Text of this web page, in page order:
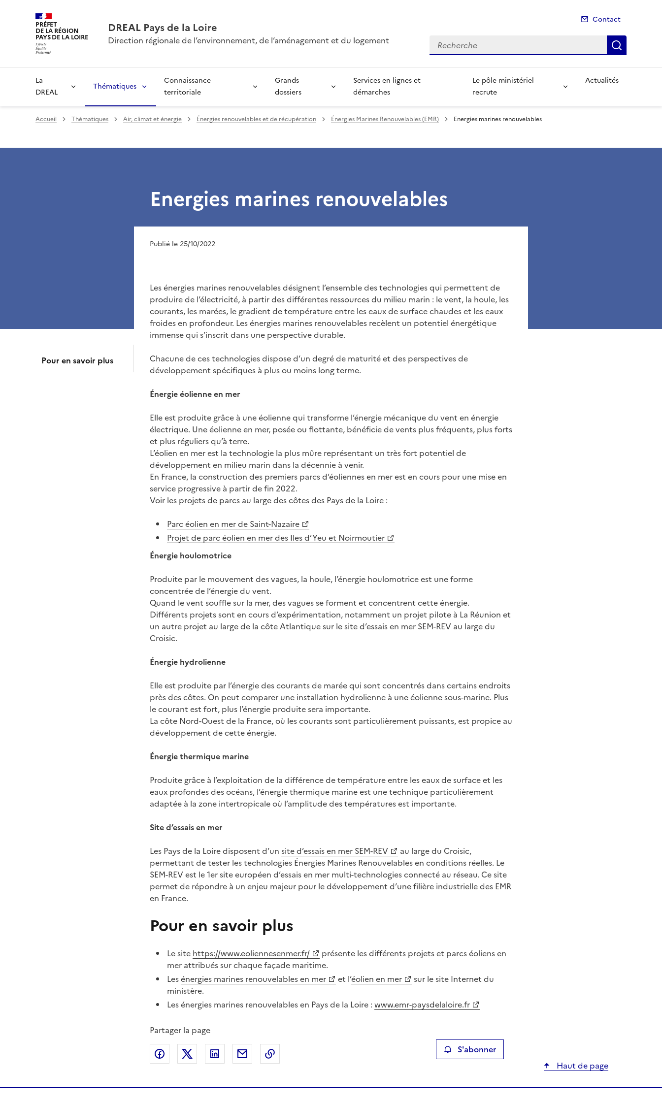
PRÉFET
DE LA RÉGION
PAYS DE LA LOIRE
DREAL Pays de la Loire
Direction régionale de l’environnement, de l’aménagement et du logement
Contact
Recherche
La
DREAL
Thématiques
Connaissance
territoriale
Grands
dossiers
Services en lignes et
démarches
Le pôle ministériel
recrute
Actualités
Accueil Thématiques Air, climat et énergie Énergies renouvelables et de récupération Énergies Marines Renouvelables (EMR) Energies marines renouvelables
Pour en savoir plus
Energies marines renouvelables
Publié le 25/10/2022
Les énergies marines renouvelables désignent l’ensemble des technologies qui permettent de
produire de l’électricité, à partir des différentes ressources du milieu marin : le vent, la houle, les
courants, les marées, le gradient de température entre les eaux de surface chaudes et les eaux
froides en profondeur. Les énergies marines renouvelables recèlent un potentiel énergétique
immense qui s’inscrit dans une perspective durable.
Chacune de ces technologies dispose d’un degré de maturité et des perspectives de
développement spécifiques à plus ou moins long terme.
Énergie éolienne en mer
Elle est produite grâce à une éolienne qui transforme l’énergie mécanique du vent en énergie
électrique. Une éolienne en mer, posée ou flottante, bénéficie de vents plus fréquents, plus forts
et plus réguliers qu’à terre.
L’éolien en mer est la technologie la plus mûre représentant un très fort potentiel de
développement en milieu marin dans la décennie à venir.
En France, la construction des premiers parcs d’éoliennes en mer est en cours pour une mise en
service progressive à partir de fin 2022.
Voir les projets de parcs au large des côtes des Pays de la Loire :
Parc éolien en mer de Saint-Nazaire
Projet de parc éolien en mer des Iles d’Yeu et Noirmoutier
Énergie houlomotrice
Produite par le mouvement des vagues, la houle, l’énergie houlomotrice est une forme
concentrée de l’énergie du vent.
Quand le vent souffle sur la mer, des vagues se forment et concentrent cette énergie.
Différents projets sont en cours d’expérimentation, notamment un projet pilote à La Réunion et
un autre projet au large de la côte Atlantique sur le site d’essais en mer SEM-REV au large du
Croisic.
Énergie hydrolienne
Elle est produite par l’énergie des courants de marée qui sont concentrés dans certains endroits
près des côtes. On peut comparer une installation hydrolienne à une éolienne sous-marine. Plus
le courant est fort, plus l’énergie produite sera importante.
La côte Nord-Ouest de la France, où les courants sont particulièrement puissants, est propice au
développement de cette énergie.
Énergie thermique marine
Produite grâce à l’exploitation de la différence de température entre les eaux de surface et les
eaux profondes des océans, l’énergie thermique marine est une technique particulièrement
adaptée à la zone intertropicale où l’amplitude des températures est importante.
Site d’essais en mer
Les Pays de la Loire disposent d’un site d’essais en mer SEM-REV
au large du Croisic,
permettant de tester les technologies Énergies Marines Renouvelables en conditions réelles. Le
SEM-REV est le 1er site européen d’essais en mer multi-technologies connecté au réseau. Ce site
permet de répondre à un enjeu majeur pour le développement d’une filière industrielle des EMR
en France.
Pour en savoir plus
Le site https://www.eoliennesenmer.fr/
présente les différents projets et parcs éoliens en
mer attribués sur chaque façade maritime.
Lesénergies marines renouvelables en mer et l’éolien en mer
sur le site Internet du
ministère.
Les énergies marines renouvelables en Pays de la Loire :www.emr-paysdelaloire.fr
Partager la page
Partager sur Facebook
Partager sur XPartager sur LinkedIn
Partager par emailCopier le lien de la page dans le presse-papier S'abonner
Haut de page